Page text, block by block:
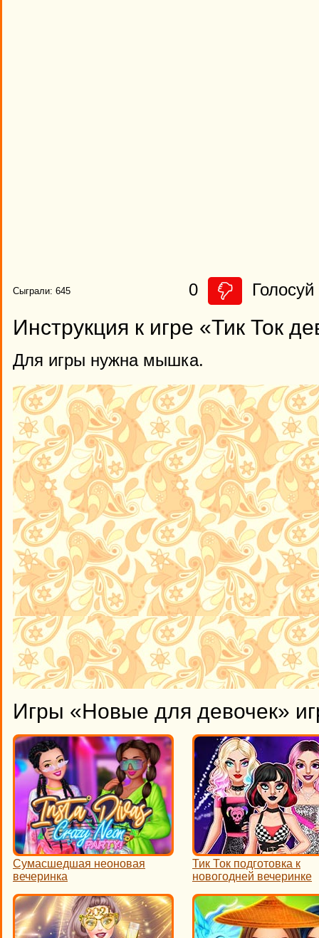
Сыграли: 645 0 Голосуй
Инструкция к игре «Тик Ток
Для игры нужна мышка.
Игры «Новые для девочек»
Сумасшедшая неоновая
вечеринка
Тик Ток подготовка к
новогодней вечеринке